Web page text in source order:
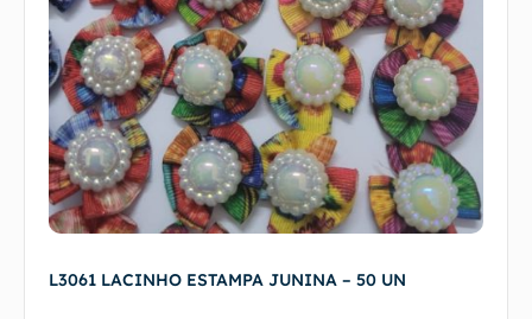
L3061 LACINHO ESTAMPA JUNINA – 50 UN